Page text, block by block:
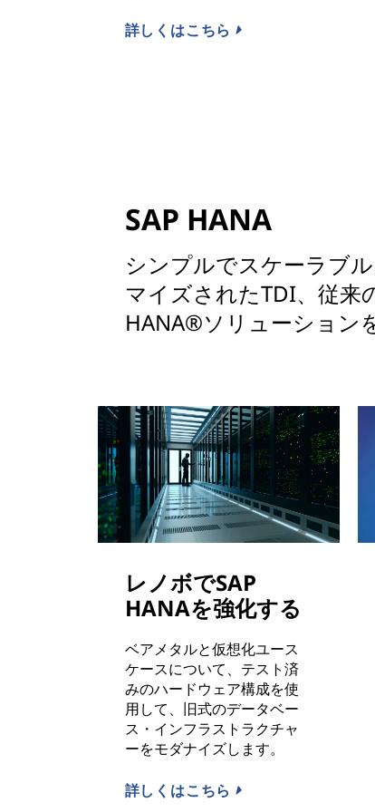
詳しくはこちら
SAP HANA
シンプルでスケーラブ
マイズされたTDI、従来
HANA®ソリューション
レノボでSAP
HANAを強化する
ベアメタルと仮想化ユース
ケースについて、テスト済
みのハードウェア構成を使
用して、旧式のデータベー
ス・インフラストラクチャ
ーをモダナイズします。
詳しくはこちら